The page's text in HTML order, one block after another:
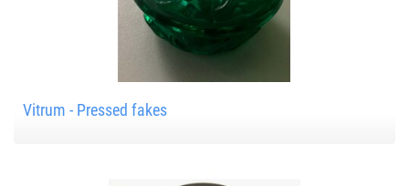
Vitrum - Pressed fakes